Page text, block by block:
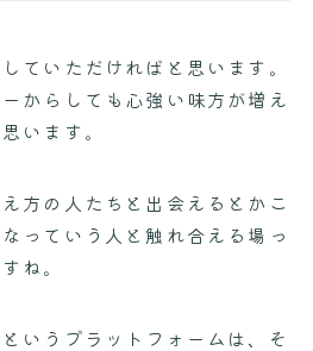
ていただければと思います。
からしても心強い味方が増え
います。
方の人たちと出会えるとかこ
っていう人と触れ合える場っ
ね。
いうプラットフォームは、そ